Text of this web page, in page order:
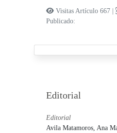
Visitas Artículo 667 |
Publicado:
Editorial
Editorial
Avila Matamoros, Ana